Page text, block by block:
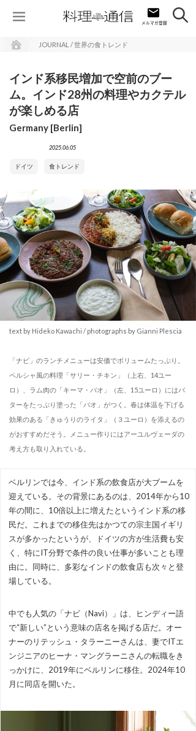
JOURNAL / 世界の食トレンド
インド系移民増加で空前のブー
ム。インド28州の料理やカクテル
が楽しめる店
Germany [Berlin]
2025.06.05
ドイツ 食トレンド
text by Hideko Kawachi / photographs by Gianni Plescia
「ナビ」のランチメニューは安価でボリュームたっぷり。
ペルシャ風の料理「サリー・チキン」（上右、14ユー
ロ）、ラム肉の「キーマ・パオ」（左、15ユーロ）にはバ
ターをたっぷり塗った「パオ」がつく。春は体温を下げる
効果のある「きゅうりのライタ」（３ユーロ）を添えるの
がおすすめだそう。メニュー作りにはアーユルヴェーダの
考え方も取り入れている。
ベルリンでは今、インド系の飲食店が大ブームを
迎えている。その背景にあるのは、2014年から10
年の間に、10倍以上に増えたというインド系の移
民だ。これまでの移住先はかつての宗主国イギリ
スが多かったというが、ドイツの方が生活費も安
く、特にIT分野で条件の良い仕事が多いことも理
由に。同時に、多彩なインドの飲食店も次々と登
場している。
中でも人気の「ナビ（Navi）」は、ヒンディー語
で“新しい”という意味の店名を掲げる店だ。オー
ナーのリテッシュ・タラーニーさんは、妻でITエ
ンジニアのヒーナ・マングラーニさんの転職をき
っかけに、2019年にベルリンに移住。2024年10
月に同店を開いた。